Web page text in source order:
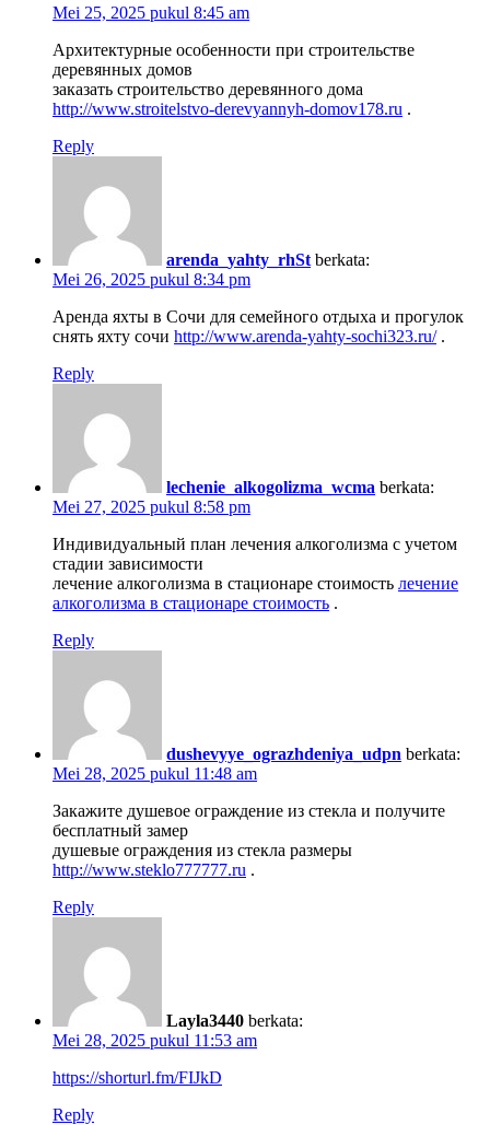
Mei 25, 2025 pukul 8:45 am
Архитектурные особенности при строительстве
деревянных домов
заказать строительство деревянного дома
http://www.stroitelstvo-derevyannyh-domov178.ru .
Reply
arenda_yahty_rhSt berkata:
Mei 26, 2025 pukul 8:34 pm
Аренда яхты в Сочи для семейного отдыха и прогулок
снять яхту сочи http://www.arenda-yahty-sochi323.ru/.
Reply
lechenie_alkogolizma_wcma berkata:
Mei 27, 2025 pukul 8:58 pm
Индивидуальный план лечения алкоголизма с учетом
стадии зависимости
лечение алкоголизма в стационаре стоимость лечение
алкоголизма в стационаре стоимость .
Reply
dushevyye_ograzhdeniya_udpn berkata:
Mei 28, 2025 pukul 11:48 am
Закажите душевое ограждение из стекла и получите
бесплатный замер
душевые ограждения из стекла размеры
http://www.steklo777777.ru .
Reply
Layla3440 berkata:
Mei 28, 2025 pukul 11:53 am
https://shorturl.fm/FIJkD
Reply